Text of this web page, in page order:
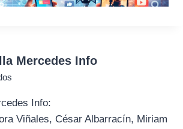
Mercedes Info
Info:
Viñales, César Albarracín, Miriam